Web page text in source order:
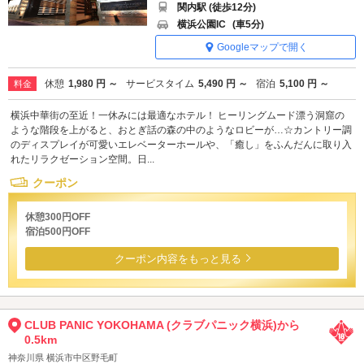
関内駅 (徒歩12分)
横浜公園IC (車5分)
Googleマップで開く
料金 休憩 1,980 円 ～ サービスタイム 5,490 円 ～ 宿泊 5,100 円 ～
横浜中華街の至近！一休みには最適なホテル！ ヒーリングムード漂う洞窟の
ような階段を上がると、おとぎ話の森の中のようなロビーが…☆カントリー調
のディスプレイが可愛いエレベーターホールや、「癒し」をふんだんに取り入
れたリラクゼーション空間。日...
クーポン
休憩300円OFF
宿泊500円OFF
クーポン内容をもっと見る
CLUB PANIC YOKOHAMA (クラブパニック横浜)から
0.5km
神奈川県 横浜市中区野毛町